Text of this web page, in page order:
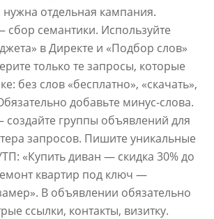
отдельная кампания.
семантики. Используйте
в Директе и «Подбор слов»
только те запросы, которые
без слов «бесплатно», «скачать»,
добавьте минус-слова.
группы объявлений для
запросов. Пишите уникальные
«Купить диван — скидка 30% до
квартир под ключ —
В объявлении обязательно
ссылки, контакты, визитку.